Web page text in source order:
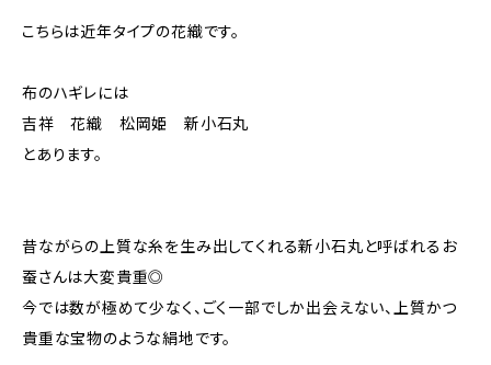
こちらは近年タイプの花織です。
布のハギレには
吉祥 花織 松岡姫 新小石丸
とあります。
昔ながらの上質な糸を生み出してくれる新小石丸と呼ばれるお
蚕さんは大変貴重◎
今では数が極めて少なく、ごく一部でしか出会えない、上質かつ
貴重な宝物のような絹地です。